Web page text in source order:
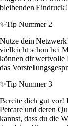
bleibenden Eindruck!
✨Tip Nummer 2
Nutze dein
vielleicht schon bei
können dir wertvolle
das
✨Tip Nummer 3
Bereite dich gut vor!
Petcare und deren
kannst, dass du die